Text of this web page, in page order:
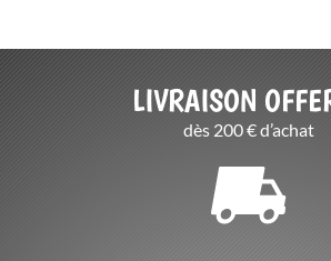
LIVRAISON
dès 200 € d’achat